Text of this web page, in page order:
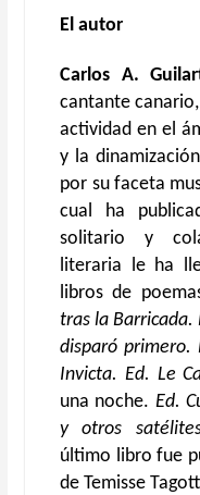
El autor
Carlos A.
cantante
actividad en el
y la
por su faceta
cual ha
solitario y
literaria le ha
libros de
tras la Barricada.
disparó primero.
Invicta. Ed. Le
una noche. Ed.
y otros
último libro fue
de Temisse